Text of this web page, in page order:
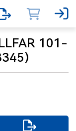
101-